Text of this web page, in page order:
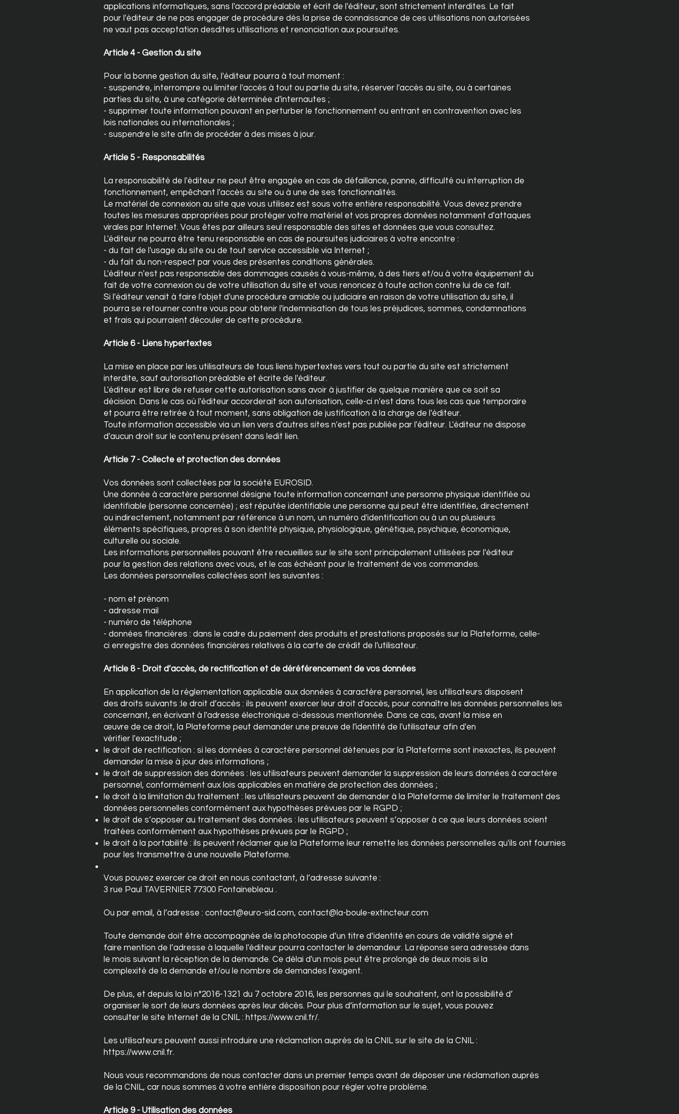
applications informatiques, sans l'accord préalable et écrit de l'éditeur, sont strictement interdites. Le fait
pour l'éditeur de ne pas engager de procédure dès la prise de connaissance de ces utilisations non autorisées
ne vaut pas acceptation desdites utilisations et renonciation aux poursuites.
Article 4 - Gestion du site
Pour la bonne gestion du site, l'éditeur pourra à tout moment :
- suspendre, interrompre ou limiter l'accès à tout ou partie du site, réserver l'accès au site, ou à certaines
parties du site, à une catégorie déterminée d'internautes ;
- supprimer toute information pouvant en perturber le fonctionnement ou entrant en contravention avec les
lois nationales ou internationales ;
- suspendre le site afin de procéder à des mises à jour.
Article 5 - Responsabilités
La responsabilité de l'éditeur ne peut être engagée en cas de défaillance, panne, difficulté ou interruption de
fonctionnement, empêchant l'accès au site ou à une de ses fonctionnalités.
Le matériel de connexion au site que vous utilisez est sous votre entière responsabilité. Vous devez prendre
toutes les mesures appropriées pour protéger votre matériel et vos propres données notamment d'attaques
virales par Internet. Vous êtes par ailleurs seul responsable des sites et données que vous consultez.
L'éditeur ne pourra être tenu responsable en cas de poursuites judiciaires à votre encontre :
- du fait de l'usage du site ou de tout service accessible via Internet ;
- du fait du non-respect par vous des présentes conditions générales.
L'éditeur n'est pas responsable des dommages causés à vous-même, à des tiers et/ou à votre équipement du
fait de votre connexion ou de votre utilisation du site et vous renoncez à toute action contre lui de ce fait.
Si l'éditeur venait à faire l'objet d'une procédure amiable ou judiciaire en raison de votre utilisation du site, il
pourra se retourner contre vous pour obtenir l'indemnisation de tous les préjudices, sommes, condamnations
et frais qui pourraient découler de cette procédure.
Article 6 - Liens hypertextes
La mise en place par les utilisateurs de tous liens hypertextes vers tout ou partie du site est strictement
interdite, sauf autorisation préalable et écrite de l'éditeur.
L'éditeur est libre de refuser cette autorisation sans avoir à justifier de quelque manière que ce soit sa
décision. Dans le cas où l'éditeur accorderait son autorisation, celle-ci n'est dans tous les cas que temporaire
et pourra être retirée à tout moment, sans obligation de justification à la charge de l'éditeur.
Toute information accessible via un lien vers d'autres sites n'est pas publiée par l'éditeur. L'éditeur ne dispose
d'aucun droit sur le contenu présent dans ledit lien.
Article 7 - Collecte et protection des données
Vos données sont collectées par la société EUROSID.
Une donnée à caractère personnel désigne toute information concernant une personne physique identifiée ou
identifiable (personne concernée) ; est réputée identifiable une personne qui peut être identifiée, directement
ou indirectement, notamment par référence à un nom, un numéro d'identification ou à un ou plusieurs
éléments spécifiques, propres à son identité physique, physiologique, génétique, psychique, économique,
culturelle ou sociale.
Les informations personnelles pouvant être recueillies sur le site sont principalement utilisées par l'éditeur
pour la gestion des relations avec vous, et le cas échéant pour le traitement de vos commandes.
Les données personnelles collectées sont les suivantes :
- nom et prénom
- adresse mail
- numéro de téléphone
- données financières : dans le cadre du paiement des produits et prestations proposés sur la Plateforme, celle-
ci enregistre des données financières relatives à la carte de crédit de l'utilisateur.
Article 8 - Droit d’accès, de rectification et de déréférencement de vos données
En application de la réglementation applicable aux données à caractère personnel, les utilisateurs disposent
des droits suivants :le droit d’accès : ils peuvent exercer leur droit d'accès, pour connaître les données personnelles les
concernant, en écrivant à l'adresse électronique ci-dessous mentionnée. Dans ce cas, avant la mise en
œuvre de ce droit, la Plateforme peut demander une preuve de l'identité de l'utilisateur afin d'en
vérifier l'exactitude ;
le droit de rectification : si les données à caractère personnel détenues par la Plateforme sont inexactes, ils peuvent
demander la mise à jour des informations ;
le droit de suppression des données : les utilisateurs peuvent demander la suppression de leurs données à caractère
personnel, conformément aux lois applicables en matière de protection des données ;
le droit à la limitation du traitement : les utilisateurs peuvent de demander à la Plateforme de limiter le traitement des
données personnelles conformément aux hypothèses prévues par le RGPD ;
le droit de s’opposer au traitement des données : les utilisateurs peuvent s’opposer à ce que leurs données soient
traitées conformément aux hypothèses prévues par le RGPD ;
le droit à la portabilité : ils peuvent réclamer que la Plateforme leur remette les données personnelles qu'ils ont fournies
pour les transmettre à une nouvelle Plateforme.
Vous pouvez exercer ce droit en nous contactant, à l’adresse suivante :
3 rue Paul TAVERNIER 77300 Fontainebleau .
Ou par email, à l’adresse : contact@euro-sid.com, contact@la-boule-extincteur.com
Toute demande doit être accompagnée de la photocopie d’un titre d’identité en cours de validité signé et
faire mention de l’adresse à laquelle l'éditeur pourra contacter le demandeur. La réponse sera adressée dans
le mois suivant la réception de la demande. Ce délai d'un mois peut être prolongé de deux mois si la
complexité de la demande et/ou le nombre de demandes l'exigent.
De plus, et depuis la loi n°2016-1321 du 7 octobre 2016, les personnes qui le souhaitent, ont la possibilité d’
organiser le sort de leurs données après leur décès. Pour plus d’information sur le sujet, vous pouvez
consulter le site Internet de la CNIL : https://www.cnil.fr/.
Les utilisateurs peuvent aussi introduire une réclamation auprès de la CNIL sur le site de la CNIL :
https://www.cnil.fr.
Nous vous recommandons de nous contacter dans un premier temps avant de déposer une réclamation auprès
de la CNIL, car nous sommes à votre entière disposition pour régler votre problème.
Article 9 - Utilisation des données